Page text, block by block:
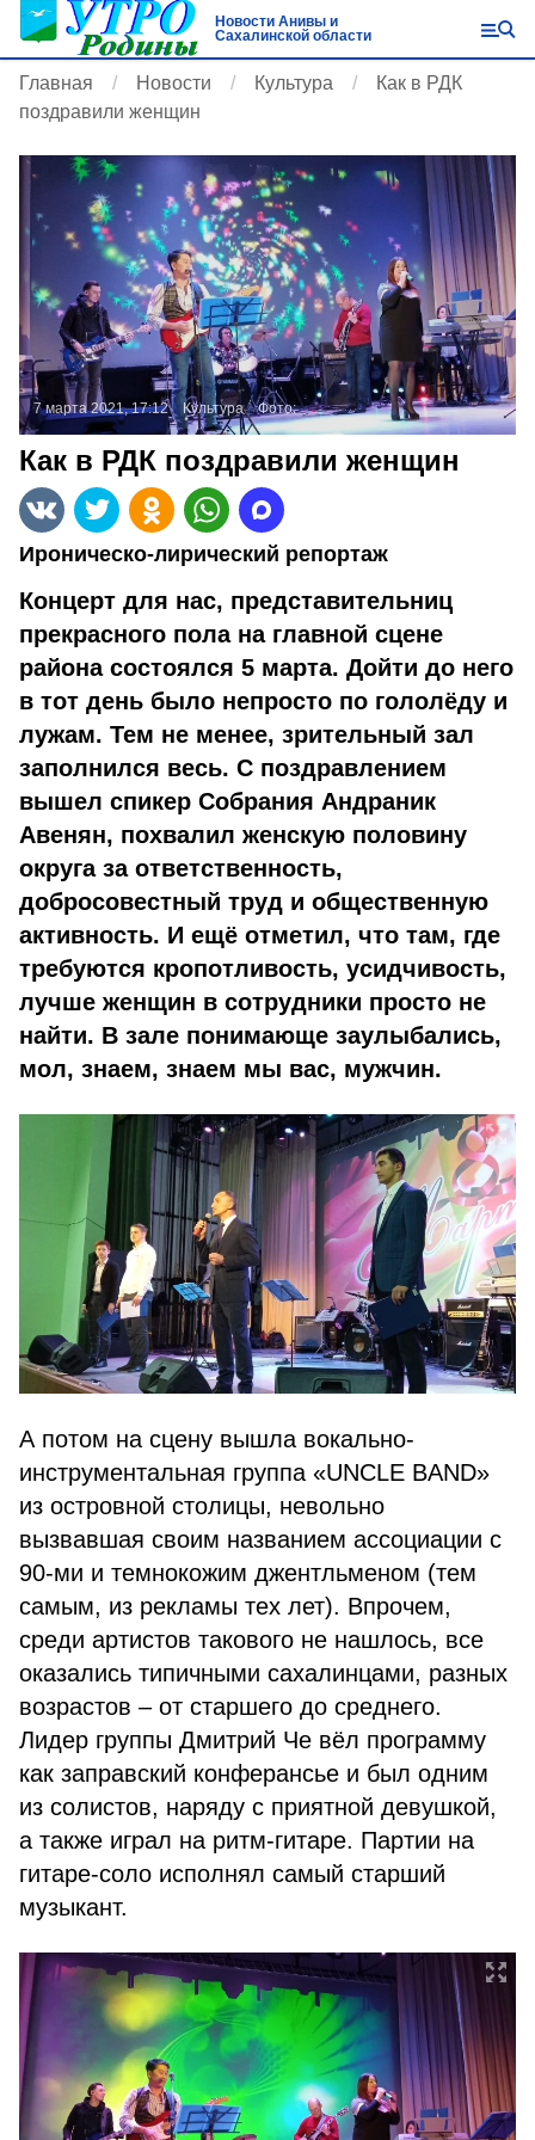
Новости Анивы и
Сахалинской области
Главная Новости Культура
Как в РДК
поздравили женщин
7 марта 2021, 17:12 Культура Фото:
Как в РДК поздравили женщин
Ироническо-лирический репортаж
Концерт для нас, представительниц
прекрасного пола на главной сцене
района состоялся 5 марта. Дойти до него
в тот день было непросто по гололёду и
лужам. Тем не менее, зрительный зал
заполнился весь. С поздравлением
вышел спикер Собрания Андраник
Авенян, похвалил женскую половину
округа за ответственность,
добросовестный труд и общественную
активность. И ещё отметил, что там, где
требуются кропотливость, усидчивость,
лучше женщин в сотрудники просто не
найти. В зале понимающе заулыбались,
мол, знаем, знаем мы вас, мужчин.
А потом на сцену вышла вокально-
инструментальная группа «UNCLE BAND»
из островной столицы, невольно
вызвавшая своим названием ассоциации с
90-ми и темнокожим джентльменом (тем
самым, из рекламы тех лет). Впрочем,
среди артистов такового не нашлось, все
оказались типичными сахалинцами, разных
возрастов – от старшего до среднего.
Лидер группы Дмитрий Че вёл программу
как заправский конферансье и был одним
из солистов, наряду с приятной девушкой,
а также играл на ритм-гитаре. Партии на
гитаре-соло исполнял самый старший
музыкант.